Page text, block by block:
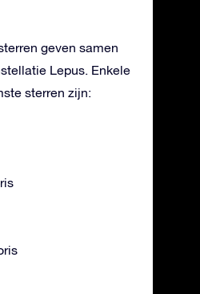
geven samen
Lepus. Enkele
sterren zijn: